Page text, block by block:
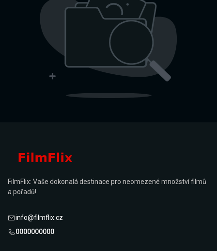
FilmFlix: Vaše dokonalá destinace pro neomezené množství filmů
a pořadů!
info@filmflix.cz
0000000000